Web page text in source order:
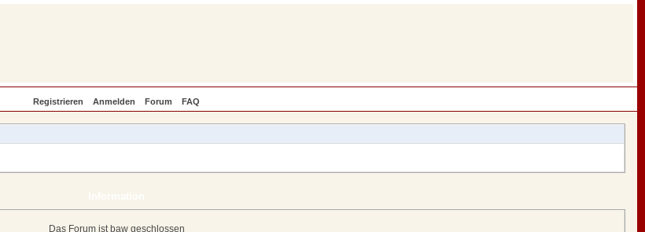
Registrieren Anmelden Forum FAQ
Das Forum ist baw geschlossen